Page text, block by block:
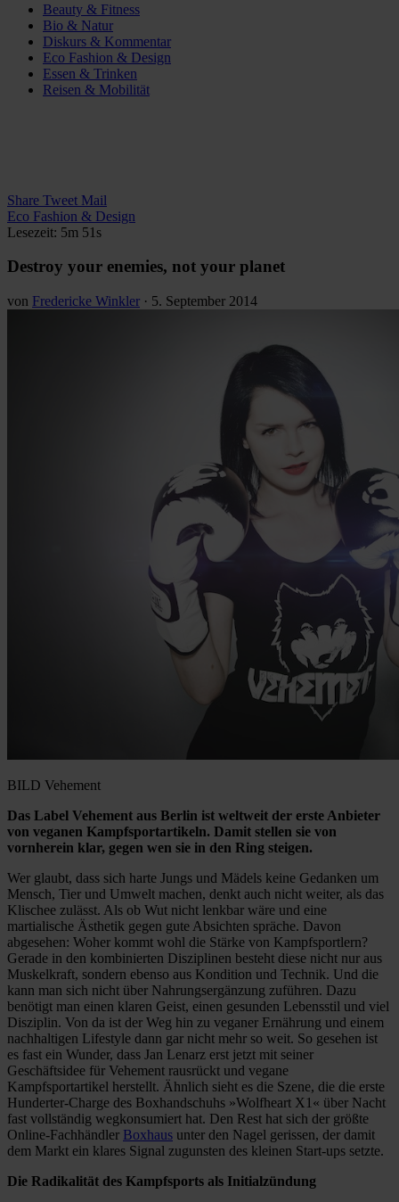
Beauty & Fitness
Bio & Natur
Diskurs & Kommentar
Eco Fashion & Design
Essen & Trinken
Reisen & Mobilität
Share Tweet Mail
Eco Fashion & Design
Lesezeit: 5m 51s
Destroy your enemies, not your planet
von Fredericke Winkler · 5. September 2014
BILD Vehement
Das Label Vehement aus Berlin ist weltweit der erste Anbieter
von veganen Kampfsportartikeln. Damit stellen sie von
vornherein klar, gegen wen sie in den Ring steigen.
Wer glaubt, dass sich harte Jungs und Mädels keine Gedanken um
Mensch, Tier und Umwelt machen, denkt auch nicht weiter, als das
Klischee zulässt. Als ob Wut nicht lenkbar wäre und eine
martialische Ästhetik gegen gute Absichten spräche. Davon
abgesehen: Woher kommt wohl die Stärke von Kampfsportlern?
Gerade in den kombinierten Disziplinen besteht diese nicht nur aus
Muskelkraft, sondern ebenso aus Kondition und Technik. Und die
kann man sich nicht über Nahrungsergänzung zuführen. Dazu
benötigt man einen klaren Geist, einen gesunden Lebensstil und viel
Disziplin. Von da ist der Weg hin zu veganer Ernährung und einem
nachhaltigen Lifestyle dann gar nicht mehr so weit. So gesehen ist
es fast ein Wunder, dass Jan Lenarz erst jetzt mit seiner
Geschäftsidee für Vehement rausrückt und vegane
Kampfsportartikel herstellt. Ähnlich sieht es die Szene, die die erste
Hunderter-Charge des Boxhandschuhs »Wolfheart X1« über Nacht
fast vollständig wegkonsumiert hat. Den Rest hat sich der größte
Online-Fachhändler Boxhaus unter den Nagel gerissen, der damit
dem Markt ein klares Signal zugunsten des kleinen Start-ups setzte.
Die Radikalität des Kampfsports als Initialzündung